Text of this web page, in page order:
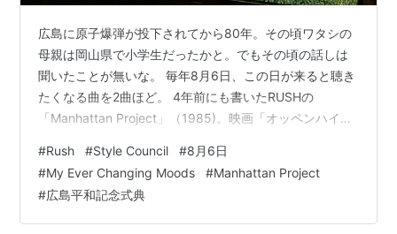
広島に原子爆弾が投下されてから80年。その頃ワタシの
母親は岡山県で小学生だったかと。でもその頃の話しは
聞いたことが無いな。 毎年8月6日、この日が来ると聴き
たくなる曲を2曲ほど。 4年前にも書いたRUSHの
「Manhattan Project」（1985)。映画「オッペンハイマ
Enola gay flying out of the shockwave on that August
day. All the powers that be and tha course of history
would be changed for e…
#Rush #Style Council #8月6日
#My Ever Changing Moods #Manhattan Project
#広島平和記念式典